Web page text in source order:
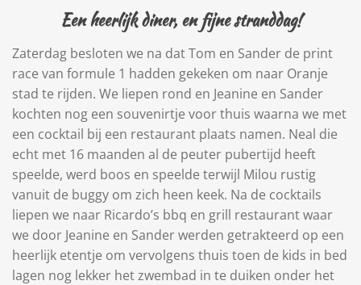
Een heerlijk diner, en fijne stranddag!
Zaterdag besloten we na dat Tom en Sander de print
race van formule 1 hadden gekeken om naar Oranje
stad te rijden. We liepen rond en Jeanine en Sander
kochten nog een souvenirtje voor thuis waarna we met
een cocktail bij een restaurant plaats namen. Neal die
echt met 16 maanden al de peuter pubertijd heeft
speelde, werd boos en speelde terwijl Milou rustig
vanuit de buggy om zich heen keek. Na de cocktails
liepen we naar Ricardo’s bbq en grill restaurant waar
we door Jeanine en Sander werden getrakteerd op een
heerlijk etentje om vervolgens thuis toen de kids in bed
lagen nog lekker het zwembad in te duiken onder het